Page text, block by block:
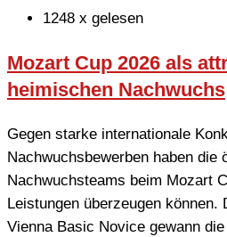
1248 x gelesen
Mozart Cup 2026 als
heimischen Nachwuchs
Gegen starke internationale
Nachwuchsbewerben haben die
Nachwuchsteams beim Mozart
Leistungen überzeugen können.
Vienna Basic Novice gewann